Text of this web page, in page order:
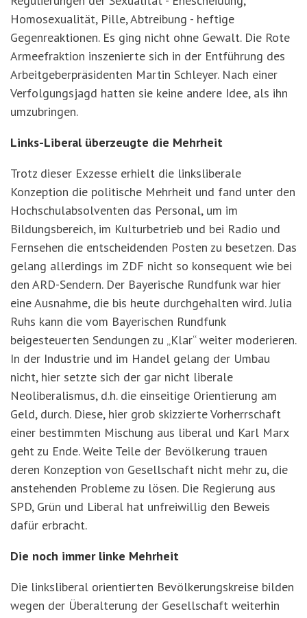
Homosexualität, Pille, Abtreibung - heftige
Gegenreaktionen. Es ging nicht ohne Gewalt. Die Rote
Armeefraktion inszenierte sich in der Entführung des
Arbeitgeberpräsidenten Martin Schleyer. Nach einer
Verfolgungsjagd hatten sie keine andere Idee, als ihn
umzubringen.
Links-Liberal überzeugte die Mehrheit
Trotz dieser Exzesse erhielt die linksliberale
Konzeption die politische Mehrheit und fand unter den
Hochschulabsolventen das Personal, um im
Bildungsbereich, im Kulturbetrieb und bei Radio und
Fernsehen die entscheidenden Posten zu besetzen. Das
gelang allerdings im ZDF nicht so konsequent wie bei
den ARD-Sendern. Der Bayerische Rundfunk war hier
eine Ausnahme, die bis heute durchgehalten wird. Julia
Ruhs kann die vom Bayerischen Rundfunk
beigesteuerten Sendungen zu „Klar“ weiter moderieren.
In der Industrie und im Handel gelang der Umbau
nicht, hier setzte sich der gar nicht liberale
Neoliberalismus, d.h. die einseitige Orientierung am
Geld, durch. Diese, hier grob skizzierte Vorherrschaft
einer bestimmten Mischung aus liberal und Karl Marx
geht zu Ende. Weite Teile der Bevölkerung trauen
deren Konzeption von Gesellschaft nicht mehr zu, die
anstehenden Probleme zu lösen. Die Regierung aus
SPD, Grün und Liberal hat unfreiwillig den Beweis
dafür erbracht.
Die noch immer linke Mehrheit
Die linksliberal orientierten Bevölkerungskreise bilden
wegen der Überalterung der Gesellschaft weiterhin